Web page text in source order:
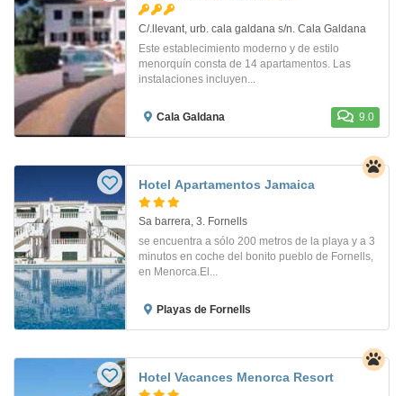
C/.llevant, urb. cala galdana s/n. Cala Galdana
Este establecimiento moderno y de estilo
menorquín consta de 14 apartamentos. Las
instalaciones incluyen...
Cala Galdana 9.0
Hotel Apartamentos Jamaica
Sa barrera, 3. Fornells
se encuentra a sólo 200 metros de la playa y a 3
minutos en coche del bonito pueblo de Fornells,
en Menorca.El...
Playas de Fornells
Hotel Vacances Menorca Resort